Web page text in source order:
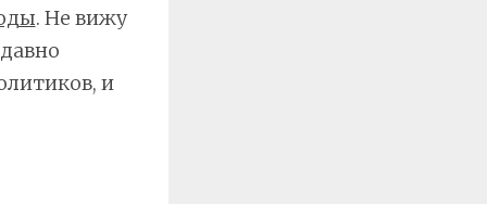
. Не вижу
и